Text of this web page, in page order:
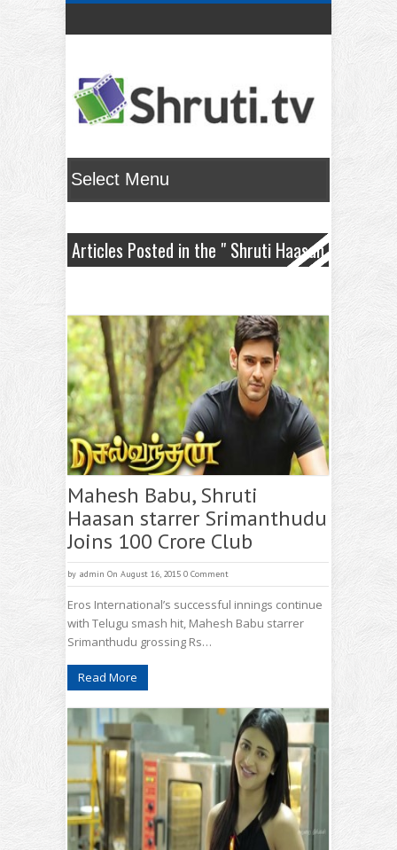
Articles Posted in the " Shruti Haasan
" Category
Mahesh Babu, Shruti
Haasan starrer Srimanthudu
Joins 100 Crore Club
by admin On August 16, 2015 0 Comment
Eros International’s successful innings continue
with Telugu smash hit, Mahesh Babu starrer
Srimanthudu grossing Rs…
Read More